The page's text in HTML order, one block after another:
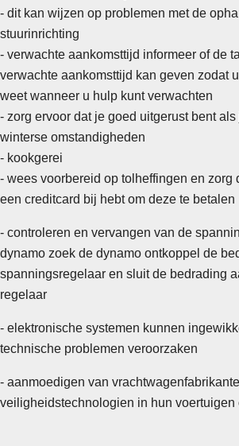
- dit kan wijzen op problemen met de
stuurinrichting
- verwachte aankomsttijd informeer of de
verwachte aankomsttijd kan geven zodat
weet wanneer u hulp kunt verwachten
- zorg ervoor dat je goed uitgerust bent
winterse omstandigheden
- kookgerei
- wees voorbereid op tolheffingen en zorg
een creditcard bij hebt om deze te betalen
- controleren en vervangen van de
dynamo zoek de dynamo ontkoppel de
spanningsregelaar en sluit de bedrading
regelaar
- elektronische systemen kunnen
technische problemen veroorzaken
- aanmoedigen van
veiligheidstechnologien in hun voertuigen